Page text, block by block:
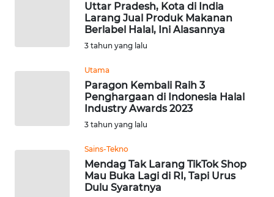
Uttar Pradesh, Kota di India
Larang Jual Produk Makanan
Berlabel Halal, Ini Alasannya
3 tahun yang lalu
Utama
Paragon Kembali Raih 3
Penghargaan di Indonesia Halal
Industry Awards 2023
3 tahun yang lalu
Sains-Tekno
Mendag Tak Larang TikTok Shop
Mau Buka Lagi di RI, Tapi Urus
Dulu Syaratnya
PAPUA
SERAMBI